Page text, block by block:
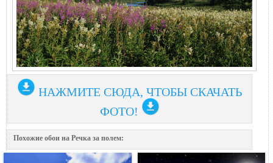
НАЖМИТЕ СЮДА, ЧТОБЫ СКАЧАТЬ
ФОТО!
Похожие обои на Речка за полем: